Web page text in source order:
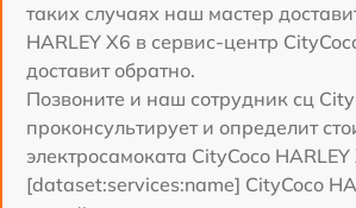
таких случаях наш мастер
HARLEY X6 в сервис-центр
доставит обратно.
Позвоните и наш сотрудник сц
проконсультирует и определит
электросамоката CityCoco HARLEY
[dataset:services:name] CityCoco